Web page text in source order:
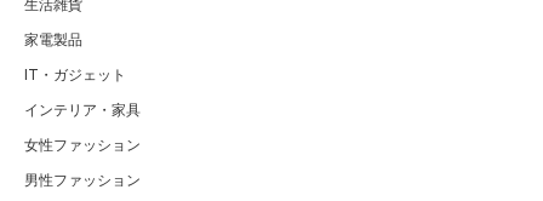
生活雑貨
家電製品
IT・ガジェット
インテリア・家具
女性ファッション
男性ファッション